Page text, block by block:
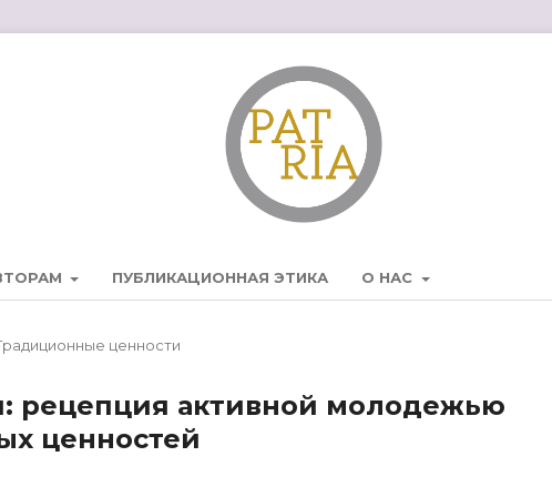
ПУБЛИКАЦИОННАЯ ЭТИКА О НАС
ценности
рецепция активной молодежью
ценностей